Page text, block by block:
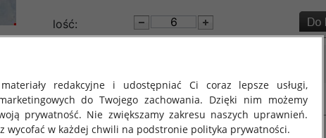
lość:
redakcyjne i udostępniać Ci coraz lepsze usługi,
do Twojego zachowania. Dzięki nim możemy
prywatność. Nie zwiększamy zakresu naszych uprawnień.
wycofać w każdej chwili na podstronie polityka prywatności.